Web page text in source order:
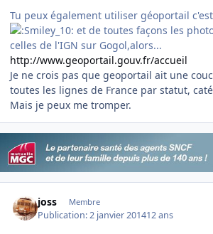
Tu peux également utiliser géoportail
et de toutes façons les
celles de l'IGN sur Gogol,alors...
http://www.geoportail.gouv.fr/accueil
Je ne crois pas que geoportail ait une
toutes les lignes de France par statut,
Mais je peux me tromper.
joss Membre
Publication:2 janvier 201412 ans